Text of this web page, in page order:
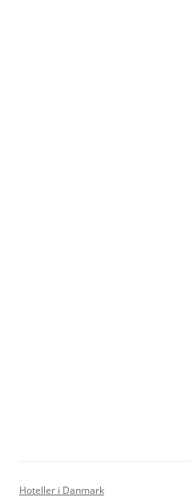
Hoteller i Danmark